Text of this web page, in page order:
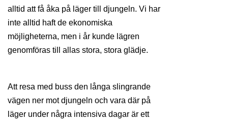
alltid att få åka på läger till djungeln. Vi har
inte alltid haft de ekonomiska
möjligheterna, men i år kunde lägren
genomföras till allas stora, stora glädje.
Att resa med buss den långa slingrande
vägen ner mot djungeln och vara där på
läger under några intensiva dagar är ett